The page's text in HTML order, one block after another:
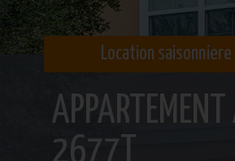
Location saisonniere
APPARTEMENT
2677T